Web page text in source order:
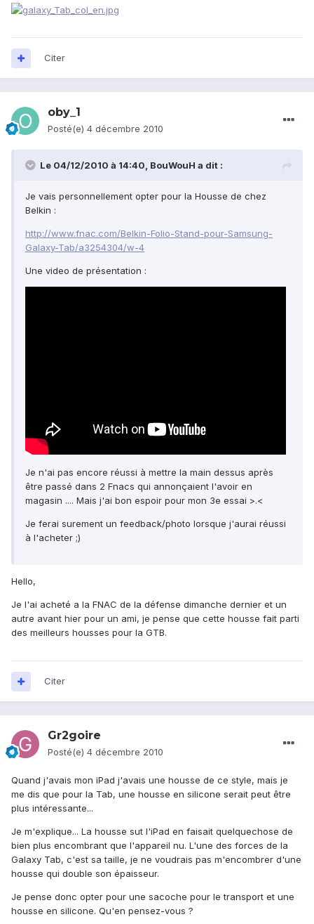
Citer
oby_1
Posté(e) 4 décembre 2010
Le 04/12/2010 à 14:40, BouWouH a dit :
Je vais personnellement opter pour la Housse de chez
Belkin :
http://www.fnac.com/Belkin-Folio-Stand-pour-Samsung-
Galaxy-Tab/a3254304/w-4
Une video de présentation :
Je n'ai pas encore réussi à mettre la main dessus après
être passé dans 2 Fnacs qui annonçaient l'avoir en
magasin .... Mais j'ai bon espoir pour mon 3e essai >.<
Je ferai surement un feedback/photo lorsque j'aurai réussi
à l'acheter ;)
Hello,
Je l'ai acheté a la FNAC de la défense dimanche dernier et un
autre avant hier pour un ami, je pense que cette housse fait parti
des meilleurs housses pour la GTB.
Citer
Gr2goire
Posté(e) 4 décembre 2010
Quand j'avais mon iPad j'avais une housse de ce style, mais je
me dis que pour la Tab, une housse en silicone serait peut être
plus intéressante...
Je m'explique... La housse sut l'iPad en faisait quelquechose de
bien plus encombrant que l'appareil nu. L'une des forces de la
Galaxy Tab, c'est sa taille, je ne voudrais pas m'encombrer d'une
housse qui double son épaisseur.
Je pense donc opter pour une sacoche pour le transport et une
housse en silicone. Qu'en pensez-vous ?